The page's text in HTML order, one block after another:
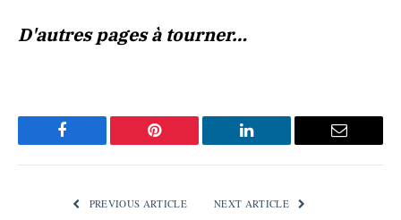
D'autres pages à tourner…
Facebook Pinterest LinkedIn Email
PREVIOUS ARTICLE NEXT ARTICLE